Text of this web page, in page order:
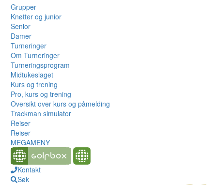
Grupper
Knøtter og junior
Senior
Damer
Turneringer
Om Turneringer
Turneringsprogram
Midtukeslaget
Kurs og trening
Pro, kurs og trening
Oversikt over kurs og påmelding
Trackman simulator
Reiser
Reiser
MEGAMENY
Kontakt
Søk